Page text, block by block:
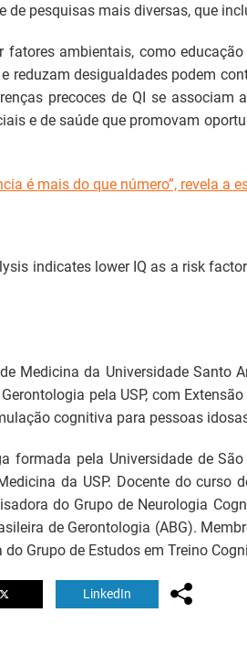
de pesquisas mais diversas, que
ambientais, como
reduzam desigualdades podem
precoces de QI se
e de saúde que promovam
é mais do que número”, revela a
indicates lower IQ as a risk
Medicina da Universidade Santo
pela USP, com
cognitiva para pessoas
pela Universidade de
da USP. Docente do curso
do Grupo de Neurologia
de Gerontologia (ABG).
Grupo de Estudos em Treino
LinkedIn